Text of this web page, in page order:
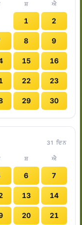
ਸ਼ ਐ
1 2
8 9
15 16
22 23
29 30
31 ਦਿਨ
ਸ਼ ਐ
6 7
13 14
20 21